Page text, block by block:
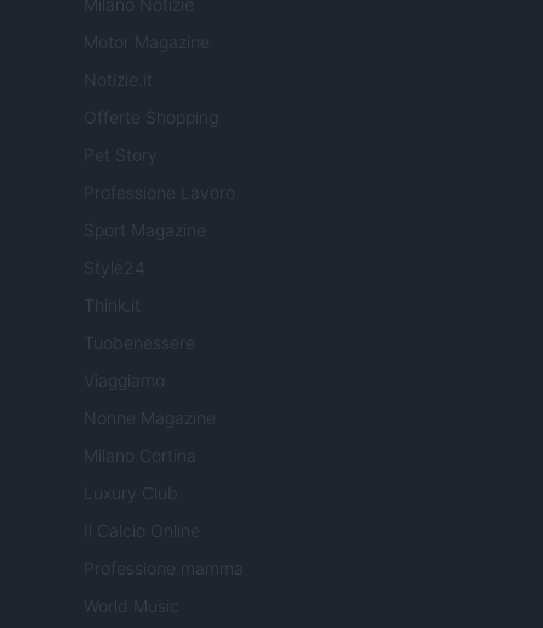
Milano Notizie
Motor Magazine
Notizie.it
Offerte Shopping
Professione Lavoro
Sport Magazine
Style24
Think.it
Tuobenessere
Viaggiamo
Nonne Magazine
Milano Cortina
Luxury Club
Il Calcio Online
Professione mamma
World Music